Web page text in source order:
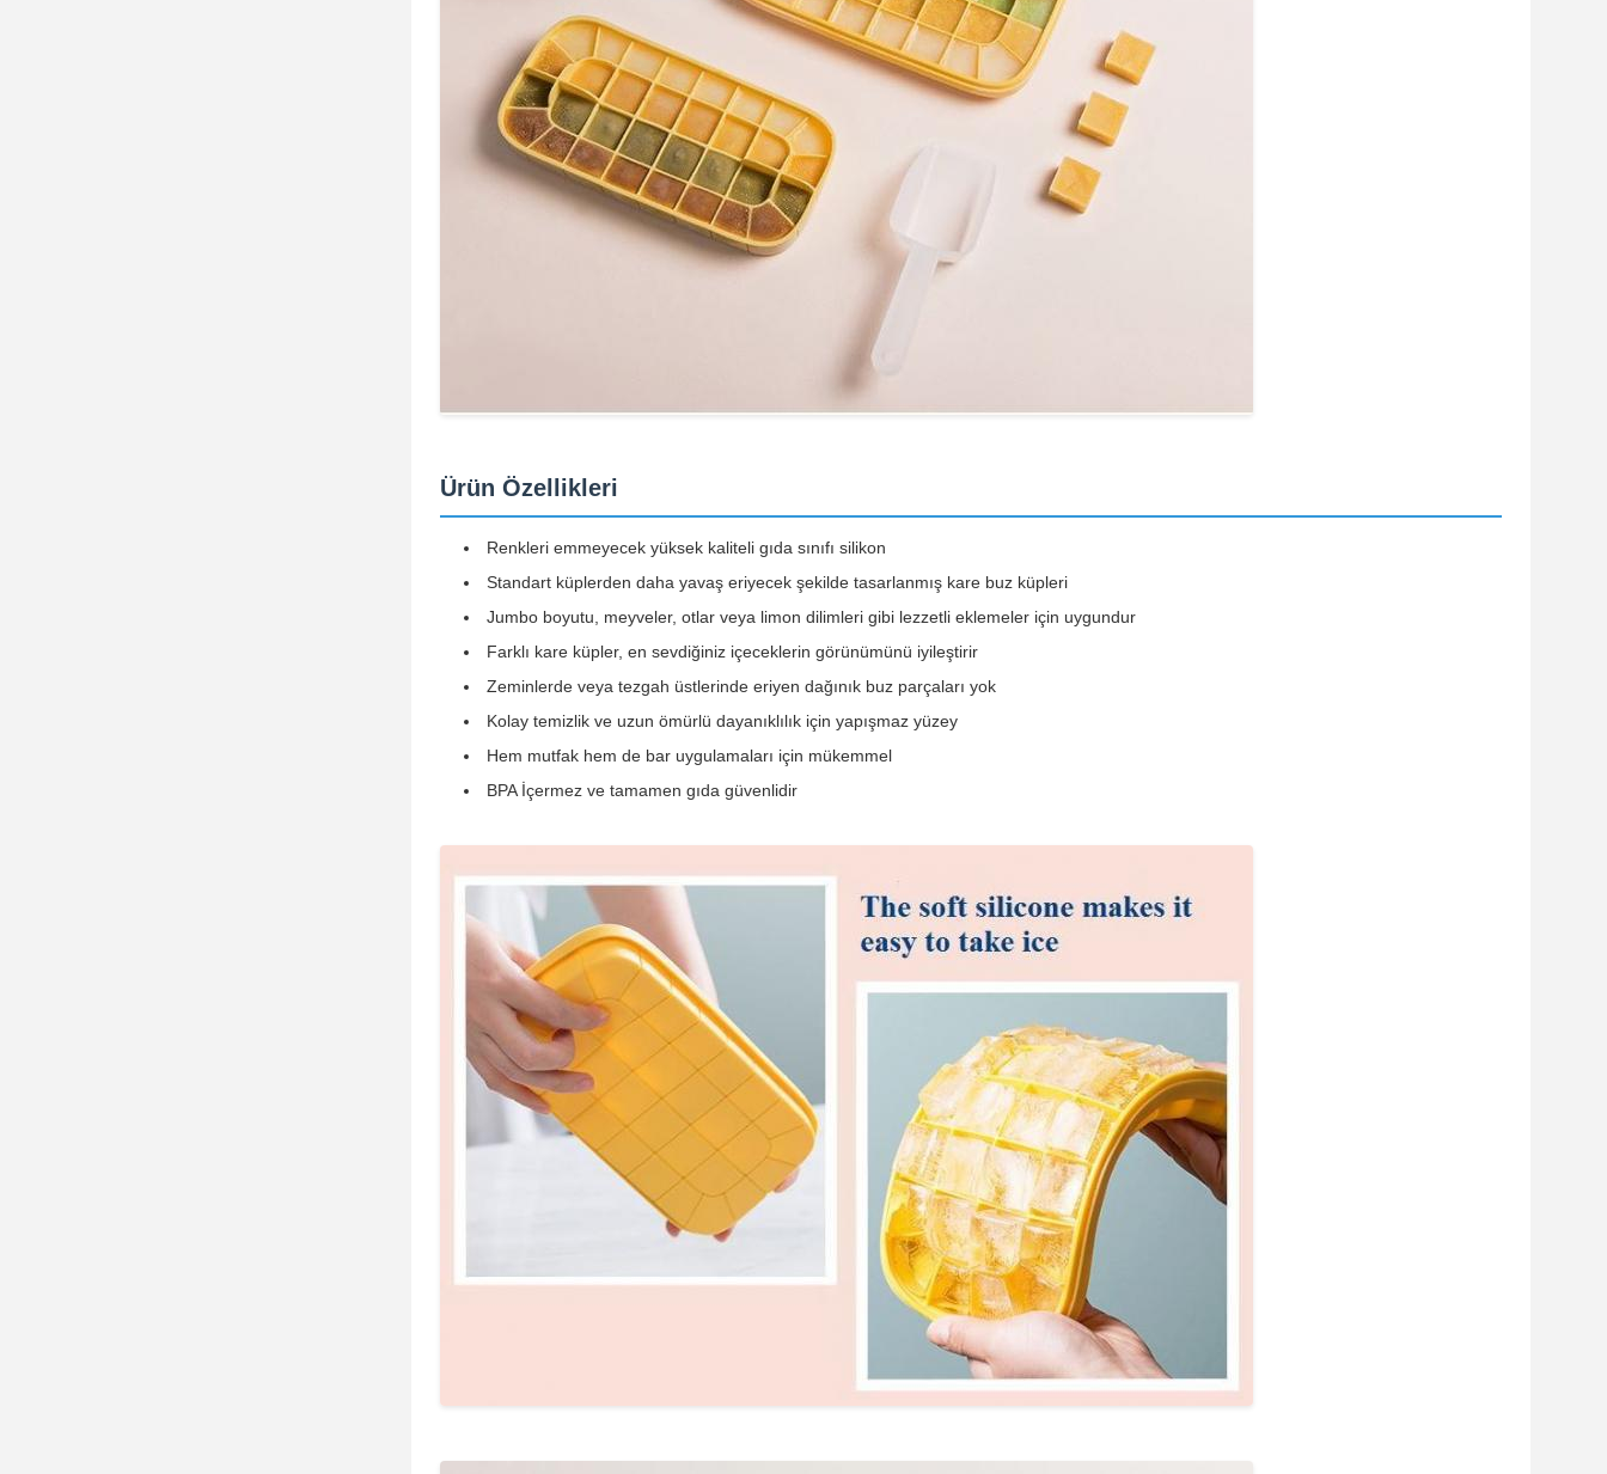
Ürün Özellikleri
Renkleri emmeyecek yüksek kaliteli gıda sınıfı silikon
Standart küplerden daha yavaş eriyecek şekilde tasarlanmış kare buz küpleri
Jumbo boyutu, meyveler, otlar veya limon dilimleri gibi lezzetli eklemeler için uygundur
Farklı kare küpler, en sevdiğiniz içeceklerin görünümünü iyileştirir
Zeminlerde veya tezgah üstlerinde eriyen dağınık buz parçaları yok
Kolay temizlik ve uzun ömürlü dayanıklılık için yapışmaz yüzey
Hem mutfak hem de bar uygulamaları için mükemmel
BPA İçermez ve tamamen gıda güvenlidir